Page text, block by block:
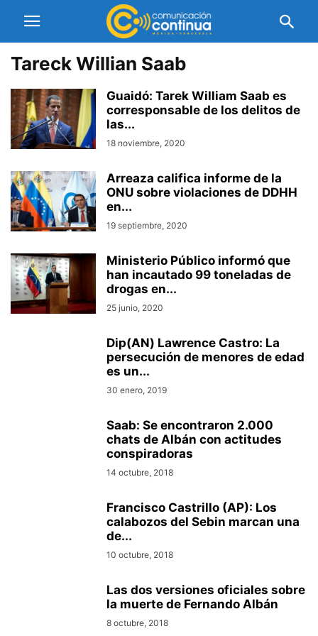
Tareck Willian Saab
Guaidó: Tarek William Saab es
corresponsable de los delitos de
las...
18 noviembre, 2020
Arreaza califica informe de la
ONU sobre violaciones de DDHH
en...
19 septiembre, 2020
Ministerio Público informó que
han incautado 99 toneladas de
drogas en...
25 junio, 2020
Dip(AN) Lawrence Castro: La
persecución de menores de edad
es un...
30 enero, 2019
Saab: Se encontraron 2.000
chats de Albán con actitudes
conspiradoras
14 octubre, 2018
Francisco Castrillo (AP): Los
calabozos del Sebin marcan una
de...
10 octubre, 2018
Las dos versiones oficiales sobre
la muerte de Fernando Albán
8 octubre, 2018